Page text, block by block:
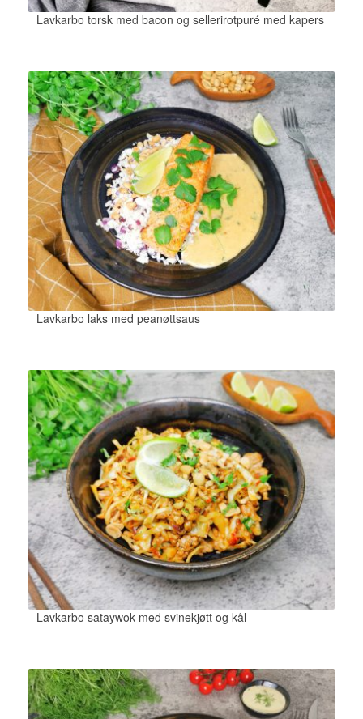
Lavkarbo torsk med bacon og sellerirotpuré med kapers
Lavkarbo laks med peanøttsaus
Lavkarbo sataywok med svinekjøtt og kål